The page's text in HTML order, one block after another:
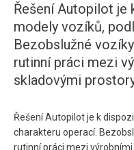
Řešení Autopilot je
modely vozíků,
Bezobslužné
rutinní práci mezi
skladovými
Řešení Autopilot je k
charakteru operací.
rutinní práci mezi